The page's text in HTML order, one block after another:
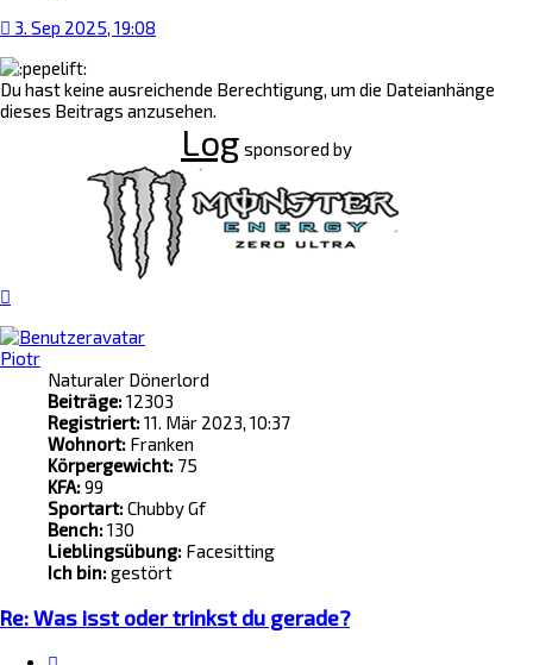
3. Sep 2025, 19:08
Du hast keine ausreichende Berechtigung, um die Dateianhänge
dieses Beitrags anzusehen.
Log sponsored by
Piotr
Naturaler Dönerlord
Beiträge:12303
Registriert:11. Mär 2023, 10:37
Wohnort: Franken
Körpergewicht: 75
KFA:99
Sportart:Chubby Gf
Bench:130
Lieblingsübung: Facesitting
Ich bin:gestört
Re: Was isst oder trinkst du gerade?